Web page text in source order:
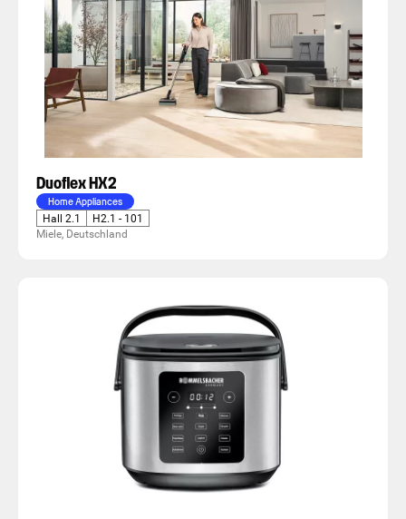
Duoflex HX2
Home Appliances
Hall 2.1
H2.1 - 101
Miele, Deutschland